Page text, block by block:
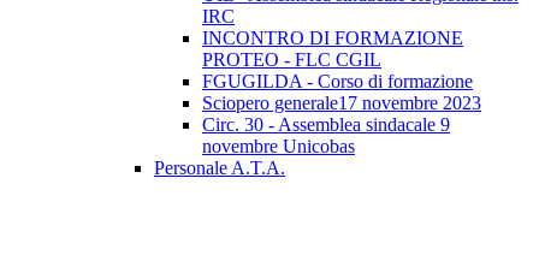
IRC
INCONTRO DI FORMAZIONE
PROTEO - FLC CGIL
FGUGILDA - Corso di formazione
Sciopero generale17 novembre 2023
Circ. 30 - Assemblea sindacale 9
novembre Unicobas
Personale A.T.A.